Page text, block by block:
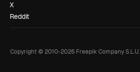
X
Reddit
Copyright © 2010-2026Freepik Company S.L.U.